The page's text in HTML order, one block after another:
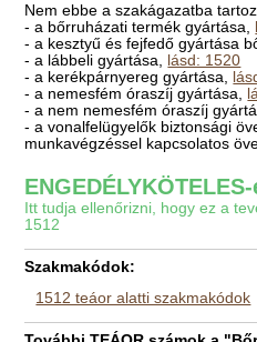
Nem ebbe a szakágazatba
- a bőrruházati termék gyártása,
- a kesztyű és fejfedő gyártása
- a lábbeli gyártása, lásd: 1520
- a kerékpárnyereg gyártása,
- a nemesfém óraszíj gyártása,
- a nem nemesfém óraszíj
- a vonalfelügyelők biztonsági
munkavégzéssel kapcsolatos
Itt tudja ellenőrizni, hogy ez a
1512
Szakmakódok:
1512 teáor alatti szakmakódok